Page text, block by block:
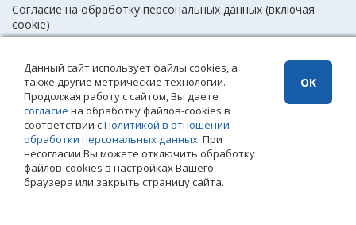
Согласие на обработку персональных данных (включая
cookie)
info@rieltnet.ru
© 2005 - 2026 ООО Агентство недвижимости «Риэлт» Мурманск, ул.
Полярные Зори, 20, офис 1, телефон единой линии недвижимости
(8152) 24 44 42,
Использование материалов возможно только при установке прямой
ссылки на страницу-источник. Использование сайта означает
согласие сПолитикой конфиденциальности
недвижимости «Риэлт»
Данный сайт использует файлы cookies, а
также другие метрические технологии.
Продолжая работу с сайтом, Вы даете
согласие на обработку файлов-cookies в
соответствии сПолитикой в отношении
обработки персональных данных. При
несогласии Вы можете отключить обработку
файлов-cookies в настройках Вашего
браузера или закрыть страницу сайта.
ОК